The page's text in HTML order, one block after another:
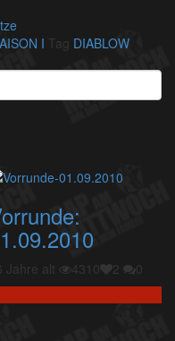
I Tag
DIABLOW
Jahre alt 4310 2 0